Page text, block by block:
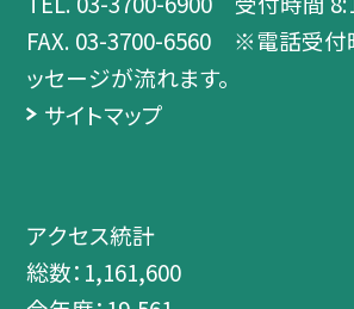
FAX. 03-3700-6560 ※電話受付
ッセージが流れます。
サイトマップ
アクセス統計
総数： 1,161,600